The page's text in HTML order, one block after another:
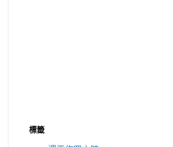
標籤